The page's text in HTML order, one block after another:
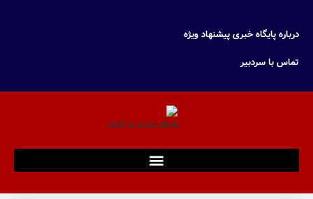
درباره پایگاه خبری پیشنهاد ویژه
تماس با سردبیر